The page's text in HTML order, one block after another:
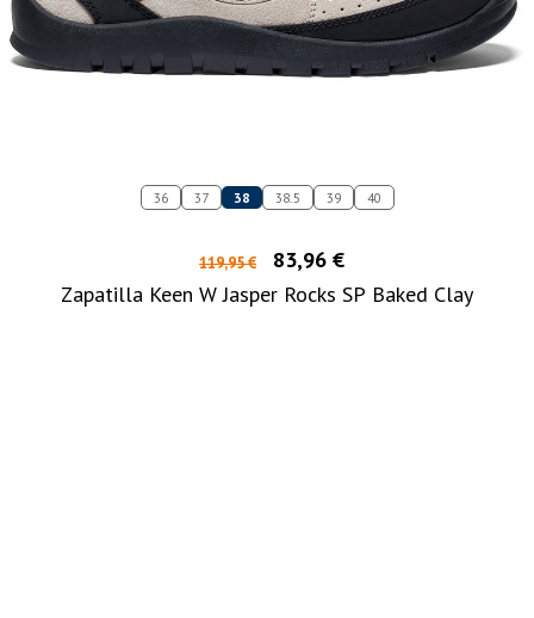
36 37 38 38.5 39 40
119,95 €
83,96 €
Zapatilla Keen W Jasper Rocks SP Baked Clay